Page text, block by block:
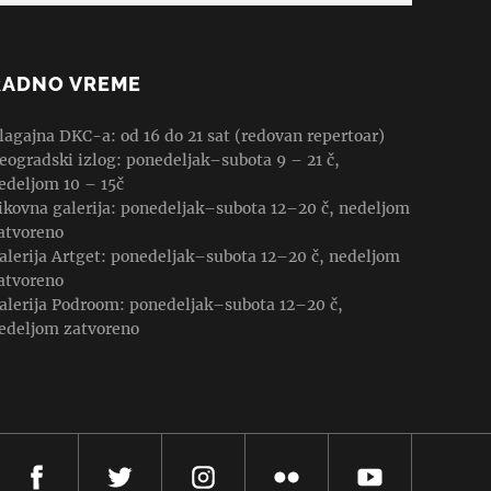
VREME
DKC-a: od 16 do 21 sat (redovan repertoar)
izlog: ponedeljak–subota 9 – 21 č,
10 – 15č
galerija: ponedeljak–subota 12–20 č, nedeljom
Artget: ponedeljak–subota 12–20 č, nedeljom
Podroom: ponedeljak–subota 12–20 č,
zatvoreno